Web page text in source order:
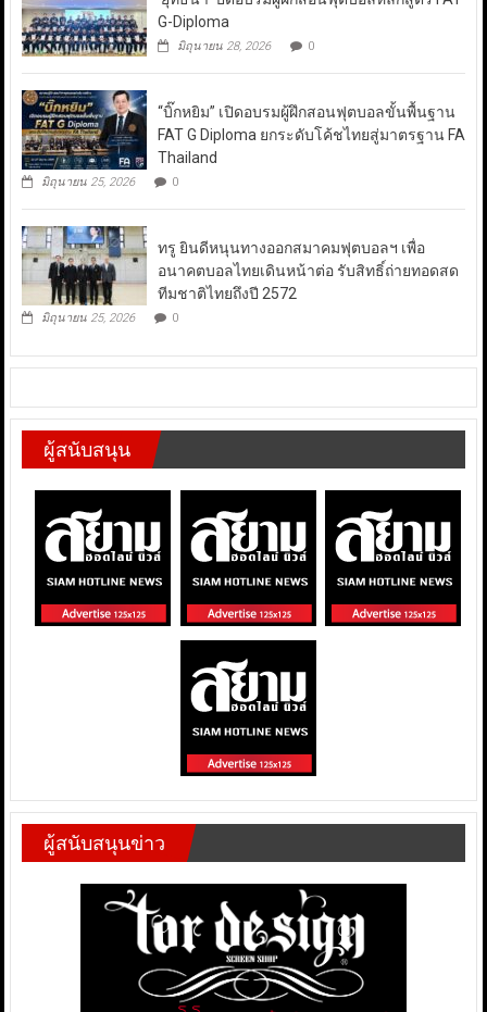
G-Diploma
มิถุนายน 28, 2026 0
“บิ๊กหยิม” เปิดอบรมผู้ฝึกสอนฟุตบอลขั้นพื้นฐาน
FAT G Diploma ยกระดับโค้ชไทยสู่มาตรฐาน FA
Thailand
มิถุนายน 25, 2026 0
ทรู ยินดีหนุนทางออกสมาคมฟุตบอลฯ เพื่อ
อนาคตบอลไทยเดินหน้าต่อ รับสิทธิ์ถ่ายทอดสด
ทีมชาติไทยถึงปี 2572
มิถุนายน 25, 2026 0
ผู้สนับสนุน
ผู้สนับสนุนข่าว